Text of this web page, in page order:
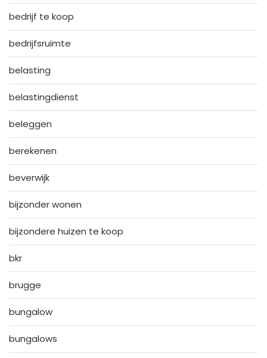
bedrijf te koop
bedrijfsruimte
belasting
belastingdienst
beleggen
berekenen
beverwijk
bijzonder wonen
bijzondere huizen te koop
bkr
brugge
bungalow
bungalows